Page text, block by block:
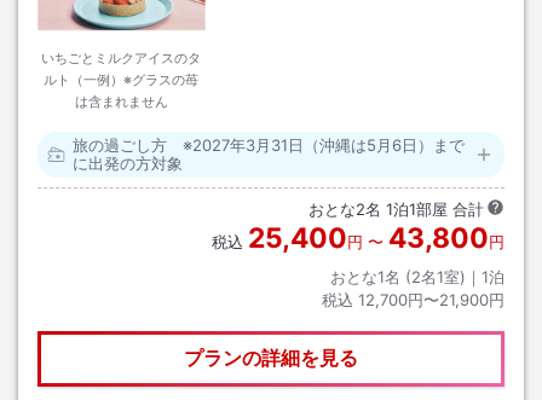
いちごとミルクアイスのタ
ルト（一例）※グラスの苺
は含まれません
旅の過ごし方 ※2027年3月31日（沖縄は5月6日）まで
に出発の方対象
おとな2名 1泊1部屋 合計
税込 25,400円 〜 43,800円
おとな1名 (2名1室)｜ 1泊
税込 12,700円〜21,900円
プランの詳細を見る